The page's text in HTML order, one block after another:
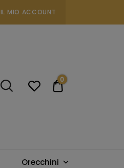
IL MIO ACCOUNT
€0.00
0
Orecchini